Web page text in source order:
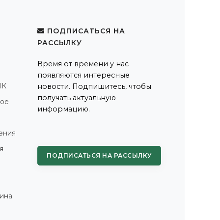
ПОДПИСАТЬСЯ НА
РАССЫЛКУ
Время от времени у нас
появляются интересные
новости. Подпишитесь, чтобы
получать актуальную
информацию.
ПОДПИСАТЬСЯ НА РАССЫЛКУ